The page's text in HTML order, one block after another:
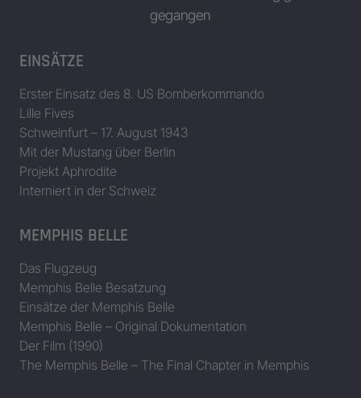
gegangen
EINSÄTZE
Erster Einsatz des 8. US Bomberkommando
Lille Fives
Schweinfurt – 17. August 1943
Mit der Mustang über Berlin
Projekt Aphrodite
Interniert in der Schweiz
MEMPHIS BELLE
Das Flugzeug
Memphis Belle Besatzung
Einsätze der Memphis Belle
Memphis Belle – Original Dokumentation
Der Film (1990)
The Memphis Belle – The Final Chapter in Memphis